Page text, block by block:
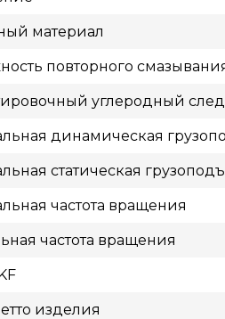
материал
повторного
углеродный след
динамическая
статическая
частота вращения
частота вращения
изделия